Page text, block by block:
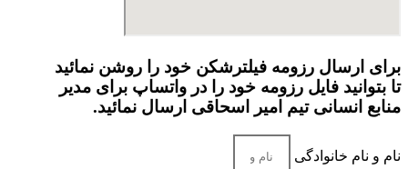
برای ارسال رزومه فیلترشکن خود را روشن نمائید
تا بتوانید فایل رزومه خود را در واتساپ برای مدیر
منابع انسانی تیم امیر اسحاقی ارسال نمائید.
نام و نام خانوادگی